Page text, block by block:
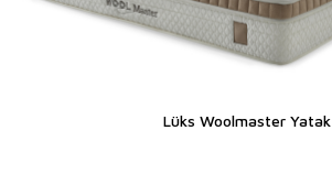
Lüks Woolmaster Yatak